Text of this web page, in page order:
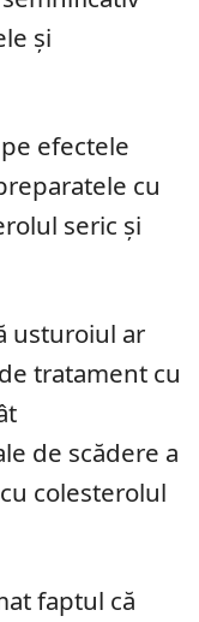
și
efectele
cu
seric și
usturoiul ar
tratament cu
de scădere a
colesterolul
faptul că